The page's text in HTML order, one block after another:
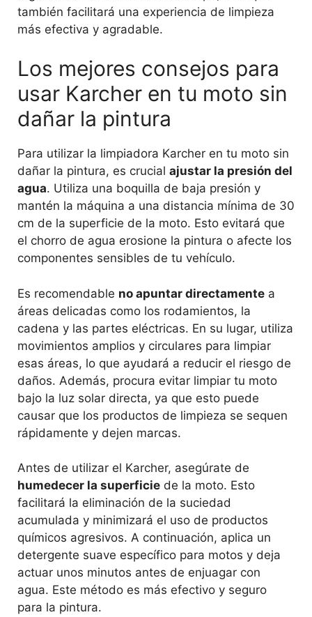
también facilitará una experiencia de limpieza
más efectiva y agradable.
Los mejores consejos para
usar Karcher en tu moto sin
dañar la pintura
Para utilizar la limpiadora Karcher en tu moto sin
dañar la pintura, es crucial ajustar la presión del
agua. Utiliza una boquilla de baja presión y
mantén la máquina a una distancia mínima de 30
cm de la superficie de la moto. Esto evitará que
el chorro de agua erosione la pintura o afecte los
componentes sensibles de tu vehículo.
Es recomendable no apuntar directamente a
áreas delicadas como los rodamientos, la
cadena y las partes eléctricas. En su lugar, utiliza
movimientos amplios y circulares para limpiar
esas áreas, lo que ayudará a reducir el riesgo de
daños. Además, procura evitar limpiar tu moto
bajo la luz solar directa, ya que esto puede
causar que los productos de limpieza se sequen
rápidamente y dejen marcas.
Antes de utilizar el Karcher, asegúrate de
humedecer la superficie de la moto. Esto
facilitará la eliminación de la suciedad
acumulada y minimizará el uso de productos
químicos agresivos. A continuación, aplica un
detergente suave específico para motos y deja
actuar unos minutos antes de enjuagar con
agua. Este método es más efectivo y seguro
para la pintura.